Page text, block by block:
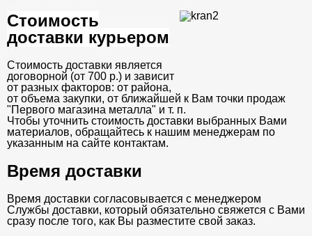
Стоимость
доставки курьером
Стоимость доставки является
договорной (от 700 р.) и зависит
от разных факторов: от района,
от объема закупки, от ближайшей к Вам точки продаж
"Первого магазина металла" и т. п.
Чтобы уточнить стоимость доставки выбранных Вами
материалов, обращайтесь к нашим менеджерам по
указанным на сайте контактам.
Время доставки
Время доставки согласовывается с менеджером
Службы доставки, который обязательно свяжется с Вами
сразу после того, как Вы разместите свой заказ.